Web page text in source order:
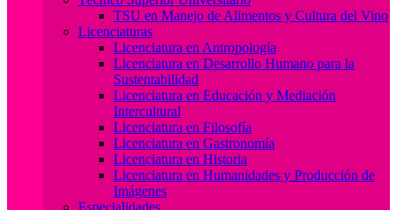
TSU en Manejo de Alimentos y Cultura del Vino
Licenciaturas
Licenciatura en Antropología
Licenciatura en Desarrollo Humano para la
Sustentabilidad
Licenciatura en Educación y Mediación
Intercultural
Licenciatura en Filosofía
Licenciatura en Gastronomía
Licenciatura en Historia
Licenciatura en Humanidades y Producción de
Imágenes
Especialidades